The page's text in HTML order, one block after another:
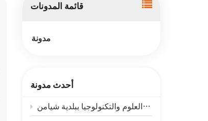
قائمة المدونات
مدونة
أحدث مدونة
نظام دعم الطاقة الشمسية الكهروضوئية الأول معترف به من قبل مكتب العلوم والتكنولوجيا ببلدية شيامن